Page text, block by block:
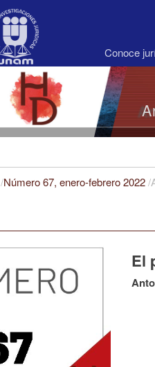
Conoce
/Número 67, enero-febrero 2022/
El